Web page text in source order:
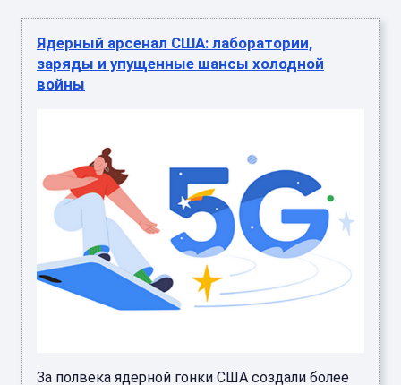
Ядерный арсенал США: лаборатории,
заряды и упущенные шансы холодной
войны
За полвека ядерной гонки США создали более